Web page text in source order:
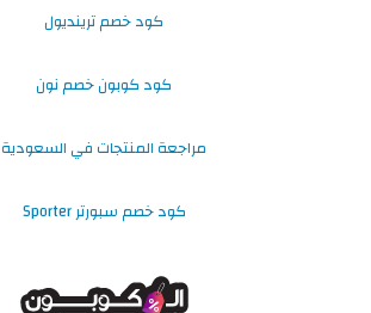
كود خصم ترينديول
كود كوبون خصم نون
مراجعة المنتجات في السعودية
كود خصم سبورتر Sporter